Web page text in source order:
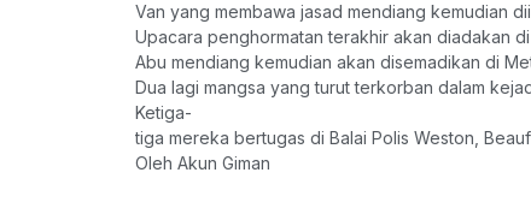
Van yang membawa jasad mendiang kemudian
Upacara penghormatan terakhir akan diadakan
Abu mendiang kemudian akan disemadikan di
Dua lagi mangsa yang turut terkorban dalam
Ketiga-
tiga mereka bertugas di Balai Polis Weston,
Oleh Akun Giman